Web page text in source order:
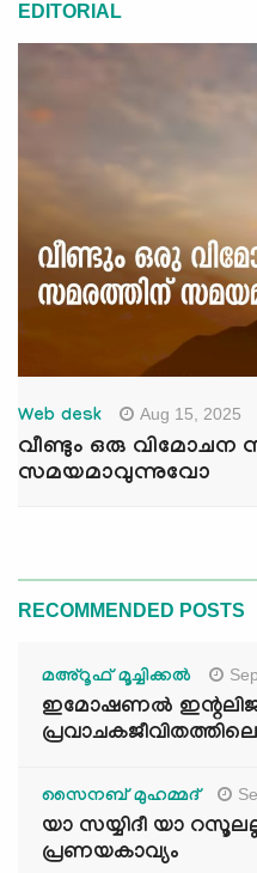
EDITORIAL
Web desk Aug 15, 2025
വീണ്ടും ഒരു വിമോചന
സമയമാവുന്നുവോ
RECOMMENDED POSTS
മഅ്റൂഫ് മൂച്ചിക്കല്‍
ഇമോഷണൽ
സൈനബ് മുഹമ്മദ്
യാ സയ്യിദീ യാ
പ്രണയകാവ്യം